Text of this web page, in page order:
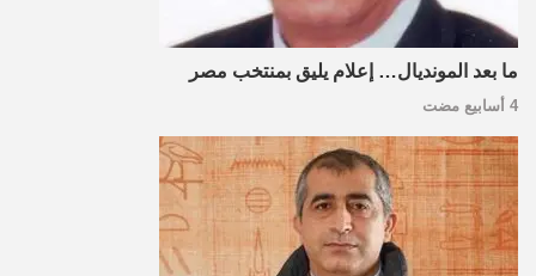
ما بعد المونديال… إعلام يليق بمنتخب مصر
4 أسابيع مضت